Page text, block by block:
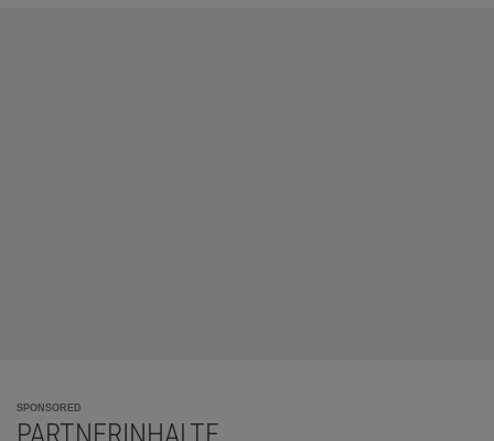
SPONSORED